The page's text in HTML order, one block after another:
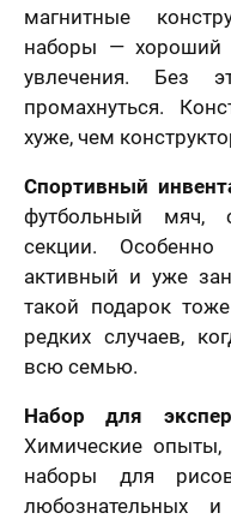
магнитные
наборы — хороший
увлечения. Без
промахнуться.
хуже, чем
Спортивный
футбольный мяч,
секции. Особенно
активный и уже
такой подарок
редких случаев,
всю семью.
Набор для
Химические опыты,
наборы для
любознательных